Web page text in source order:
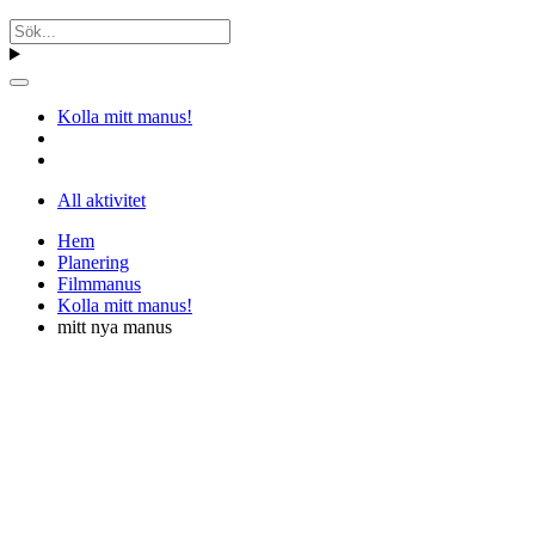
Kolla mitt manus!
All aktivitet
Hem
Planering
Filmmanus
Kolla mitt manus!
mitt nya manus